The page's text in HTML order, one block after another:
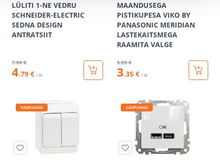
LÜLITI 1-NE VEDRU
SCHNEIDER-ELECTRIC
SEDNA DESIGN
ANTRATSIIT
7.99 €
4.79 € / tk
MAANDUSEGA
PISTIKUPESA VIKO BY
PANASONIC MERIDIAN
LASTEKAITSMEGA
RAAMITA VALGE
5.59 €
3.35 € / tk
KAMPAANIA KAMPAANIA